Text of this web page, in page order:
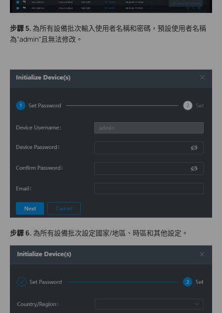
步驟 5. 為所有設備批次輸入使用者名稱和密碼，預設使用者名稱
為"admin"且無法修改。
步驟 6. 為所有設備批次設定國家/地區、時區和其他設定。